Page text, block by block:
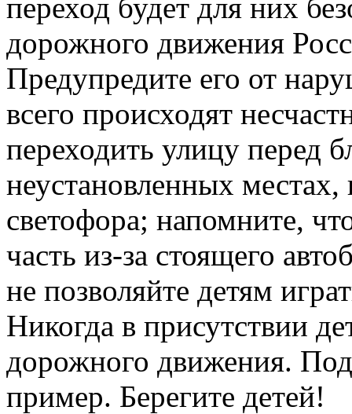
переход будет для них
дорожного движения
Предупредите его от
всего происходят
переходить улицу перед
неустановленных
светофора; напомните,
часть из-за стоящего
не позволяйте детям
Никогда в присутствии
дорожного движения.
пример. Берегите детей!